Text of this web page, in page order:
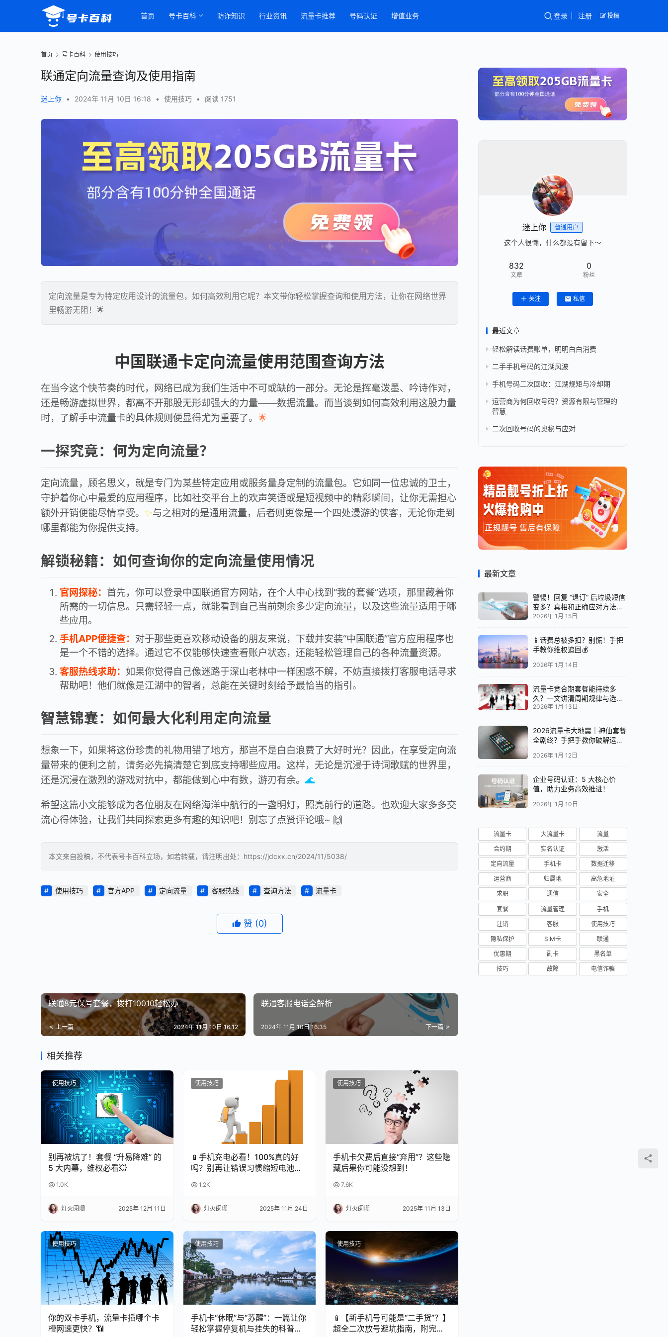
首页 号卡百科 防诈知识 行业资讯 流量卡推荐 号码认证 增值业务 登录 注册 投稿
首页 号卡百科 使用技巧
联通定向流量查询及使用指南
迷上你 • 2024年 11月 10日 16:18 • 使用技巧 • 阅读 1751
定向流量是专为特定应用设计的流量包，如何高效利用它呢？本文带你轻松掌握查询和使用方法，让你在网络世界
里畅游无阻！🌟
中国联通卡定向流量使用范围查询方法
在当今这个快节奏的时代，网络已成为我们生活中不可或缺的一部分。无论是挥毫泼墨、吟诗作对，
还是畅游虚拟世界，都离不开那股无形却强大的力量——数据流量。而当谈到如何高效利用这股力量
时，了解手中流量卡的具体规则便显得尤为重要了。 🌟
一探究竟：何为定向流量？
定向流量，顾名思义，就是专门为某些特定应用或服务量身定制的流量包。它如同一位忠诚的卫士，
守护着你心中最爱的应用程序，比如社交平台上的欢声笑语或是短视频中的精彩瞬间，让你无需担心
额外开销便能尽情享受。 ✨与之相对的是通用流量，后者则更像是一个四处漫游的侠客，无论你走到
哪里都能为你提供支持。
解锁秘籍：如何查询你的定向流量使用情况
官网探秘： 首先，你可以登录中国联通官方网站，在个人中心找到“我的套餐”选项，那里藏着你
所需的一切信息。只需轻轻一点，就能看到自己当前剩余多少定向流量，以及这些流量适用于哪
些应用。
手机APP便捷查： 对于那些更喜欢移动设备的朋友来说，下载并安装“中国联通”官方应用程序也
是一个不错的选择。通过它不仅能够快速查看账户状态，还能轻松管理自己的各种流量资源。
客服热线求助： 如果你觉得自己像迷路于深山老林中一样困惑不解，不妨直接拨打客服电话寻求
帮助吧！他们就像是江湖中的智者，总能在关键时刻给予最恰当的指引。
智慧锦囊：如何最大化利用定向流量
想象一下，如果将这份珍贵的礼物用错了地方，那岂不是白白浪费了大好时光？因此，在享受定向流
量带来的便利之前，请务必先搞清楚它到底支持哪些应用。这样，无论是沉浸于诗词歌赋的世界里，
还是沉浸在激烈的游戏对抗中，都能做到心中有数，游刃有余。 🌊
希望这篇小文能够成为各位朋友在网络海洋中航行的一盏明灯，照亮前行的道路。也欢迎大家多多交
流心得体验，让我们共同探索更多有趣的知识吧！别忘了点赞评论哦~ 🙌
本文来自投稿，不代表号卡百科立场，如若转载，请注明出处：https://jdcxx.cn/2024/11/5038/
使用技巧 官方APP 定向流量 客服热线 查询方法 流量卡
赞 (0)
联通8元保号套餐，拨打10010轻松办
上一篇 2024年 11月 10日 16:12
联通客服电话全解析
下一篇
2024年 11月 10日 16:35
相关推荐
使用技巧
别再被坑了！套餐 “升易降难” 的
5 大内幕，维权必看💥
1.0K
灯火阑珊 2025年 12月 11日
使用技巧
📱手机充电必看！100%真的好
吗？别再让错误习惯缩短电池寿
1.2K
灯火阑珊 2025年 11月 24日
使用技巧
手机卡欠费后直接“弃用”？这些隐
藏后果你可能没想到！
7.6K
灯火阑珊 2025年 11月 13日
使用技巧
你的双卡手机，流量卡插哪个卡
槽网速更快？📶
使用技巧
手机卡“休眠”与“苏醒”：一篇让你
轻松掌握停复机与挂失的科普指
使用技巧
📱【新手机号可能是“二手货”？】
超全二次放号避坑指南，附完美
迷上你 普通用户
这个人很懒，什么都没有留下～
832
文章
0
粉丝
关注 私信
最近文章
轻松解读话费账单，明明白白消费
二手手机号码的江湖风波
手机号码二次回收：江湖规矩与冷却期
运营商为何回收号码？资源有限与管理的
智慧
二次回收号码的奥秘与应对
最新文章
警惕！回复 “退订” 后垃圾短信
变多？真相和正确应对方法都
在这
2026年 1月 15日
📱话费总被多扣？别慌！手把
手教你维权追回💰
2026年 1月 14日
流量卡竞合期套餐能持续多
久？一文讲清周期规律与选卡
时机
2026年 1月 13日
2026流量卡大地震｜神仙套餐
全剧终？手把手教你破解运营
2026年 1月 12日
企业号码认证：5 大核心价
值，助力业务高效推进！
2026年 1月 10日
流量卡 大流量卡 流量
合约期 实名认证 激活
定向流量 手机卡 数据迁移
运营商 归属地 高危地址
求职 通信 安全
套餐 流量管理 手机
注销 客服 使用技巧
隐私保护 SIM卡 联通
优惠期 副卡 黑名单
技巧 故障 电信诈骗